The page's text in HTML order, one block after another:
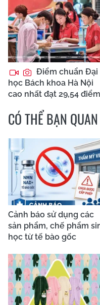
Điểm chuẩn Đại
học Bách khoa Hà Nội
cao nhất đạt 29,54 điểm
CÓ THỂ BẠN
Cảnh báo sử dụng các
sản phẩm, chế phẩm
học từ tế bào gốc